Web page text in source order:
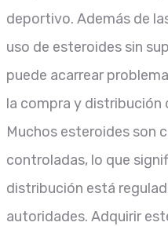
deportivo. Además de
uso de esteroides sin
puede acarrear
la compra y
Muchos esteroides son
controladas, lo que
distribución está
autoridades. Adquirir